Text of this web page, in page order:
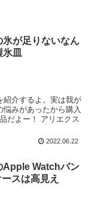
が足りないなん
皿
紹介するよ。実は我が
みがあったから購入
だよー！ アリエクス
2022.06.22
Apple Watchバン
スは高見え